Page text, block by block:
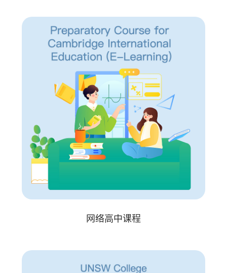
网络高中课程